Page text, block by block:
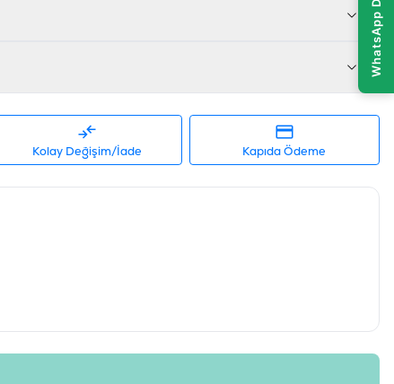
Ispanak, Taze Şalgam Yaprakları, Bütün Kızılcık, Bütün Yaban
Zerdeçal, Devedikeni, Dulavratotu Kökü, Lavanta, Hatmi Otu
Kül %10, Ham Lif %4, Nem %12, Kalsiyum %1,5, Fosfor
- 3 Yağ Asitleri %2, DHA %0,5, EPA %0,5
mg/kg, Folik Asit 7 mg/kg
Kolay Değişim/İade Kapıda Ödeme